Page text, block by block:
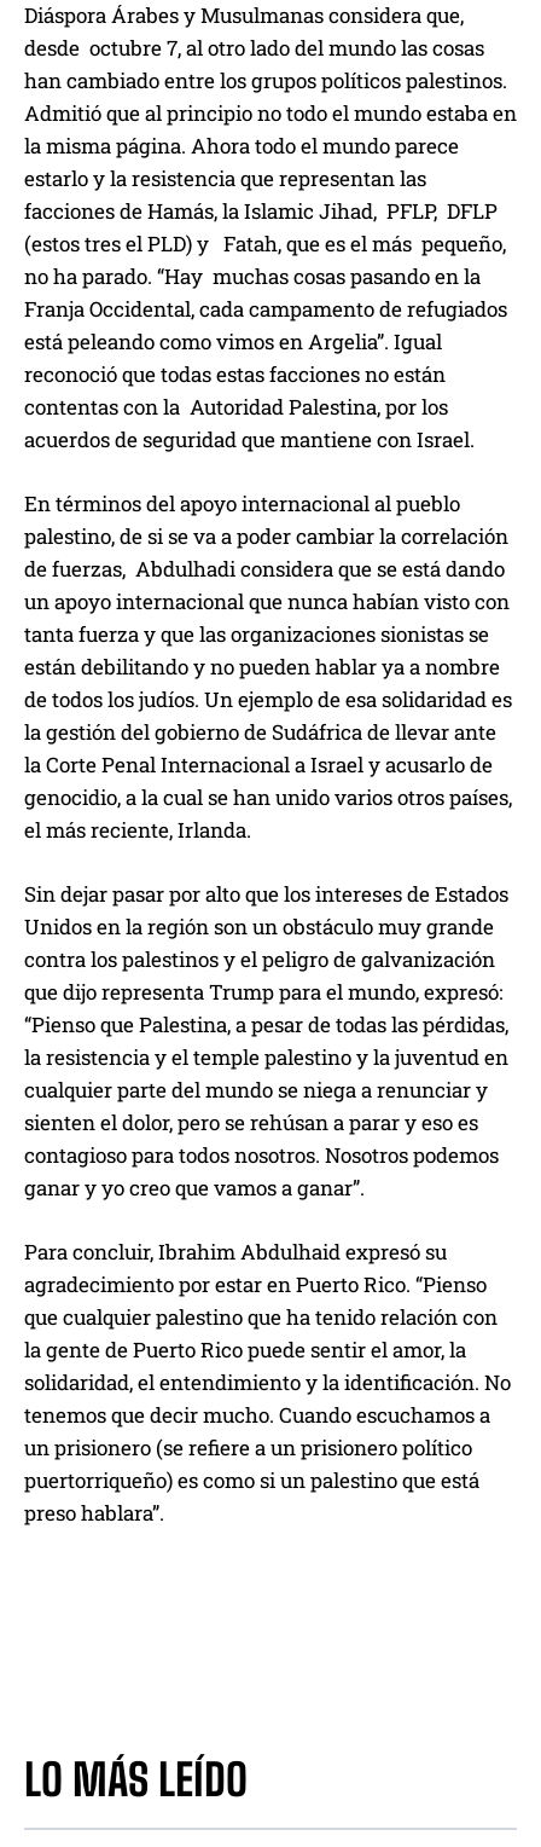
Diáspora Árabes y Musulmanas considera que,
desde octubre 7, al otro lado del mundo las cosas
han cambiado entre los grupos políticos palestinos.
Admitió que al principio no todo el mundo estaba en
la misma página. Ahora todo el mundo parece
estarlo y la resistencia que representan las
facciones de Hamás, la Islamic Jihad, PFLP, DFLP
(estos tres el PLD) y Fatah, que es el más pequeño,
no ha parado. “Hay muchas cosas pasando en la
Franja Occidental, cada campamento de refugiados
está peleando como vimos en Argelia”. Igual
reconoció que todas estas facciones no están
contentas con la Autoridad Palestina, por los
acuerdos de seguridad que mantiene con Israel.
En términos del apoyo internacional al pueblo
palestino, de si se va a poder cambiar la correlación
de fuerzas, Abdulhadi considera que se está dando
un apoyo internacional que nunca habían visto con
tanta fuerza y que las organizaciones sionistas se
están debilitando y no pueden hablar ya a nombre
de todos los judíos. Un ejemplo de esa solidaridad es
la gestión del gobierno de Sudáfrica de llevar ante
la Corte Penal Internacional a Israel y acusarlo de
genocidio, a la cual se han unido varios otros países,
el más reciente, Irlanda.
Sin dejar pasar por alto que los intereses de Estados
Unidos en la región son un obstáculo muy grande
contra los palestinos y el peligro de galvanización
que dijo representa Trump para el mundo, expresó:
“Pienso que Palestina, a pesar de todas las pérdidas,
la resistencia y el temple palestino y la juventud en
cualquier parte del mundo se niega a renunciar y
sienten el dolor, pero se rehúsan a parar y eso es
contagioso para todos nosotros. Nosotros podemos
ganar y yo creo que vamos a ganar”.
Para concluir, Ibrahim Abdulhaid expresó su
agradecimiento por estar en Puerto Rico. “Pienso
que cualquier palestino que ha tenido relación con
la gente de Puerto Rico puede sentir el amor, la
solidaridad, el entendimiento y la identificación. No
tenemos que decir mucho. Cuando escuchamos a
un prisionero (se refiere a un prisionero político
puertorriqueño) es como si un palestino que está
preso hablara”.
LO MÁS LEÍDO